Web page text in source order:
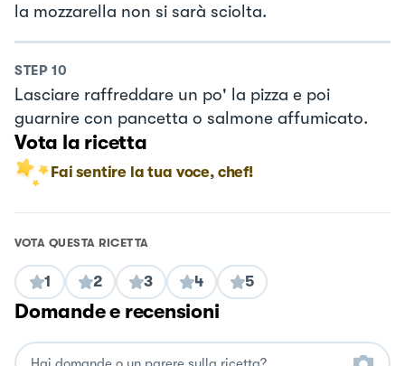
la mozzarella non si sarà sciolta.
STEP 10
Lasciare raffreddare un po' la pizza e poi
guarnire con pancetta o salmone affumicato.
Vota la ricetta
Fai sentire la tua voce, chef!
VOTA QUESTA RICETTA
1 2 3 4 5
Domande e recensioni